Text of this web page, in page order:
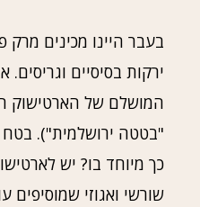
בעבר היינו מכינים
ירקות בסיסיים וגריסים.
המושלם של הארטישוק
"בטטה ירושלמית").
כך מיוחד בו? יש
שורשי ואגוזי